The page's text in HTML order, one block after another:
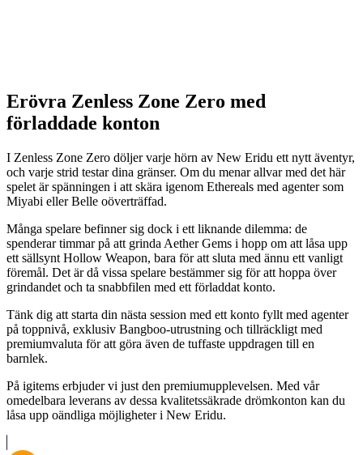
Erövra Zenless Zone Zero med
förladdade konton
I Zenless Zone Zero döljer varje hörn av New Eridu ett nytt äventyr,
och varje strid testar dina gränser. Om du menar allvar med det här
spelet är spänningen i att skära igenom Ethereals med agenter som
Miyabi eller Belle oöverträffad.
Många spelare befinner sig dock i ett liknande dilemma: de
spenderar timmar på att grinda Aether Gems i hopp om att låsa upp
ett sällsynt Hollow Weapon, bara för att sluta med ännu ett vanligt
föremål. Det är då vissa spelare bestämmer sig för att hoppa över
grindandet och ta snabbfilen med ett förladdat konto.
Tänk dig att starta din nästa session med ett konto fyllt med agenter
på toppnivå, exklusiv Bangboo-utrustning och tillräckligt med
premiumvaluta för att göra även de tuffaste uppdragen till en
barnlek.
På igitems erbjuder vi just den premiumupplevelsen. Med vår
omedelbara leverans av dessa kvalitetssäkrade drömkonton kan du
låsa upp oändliga möjligheter i New Eridu.